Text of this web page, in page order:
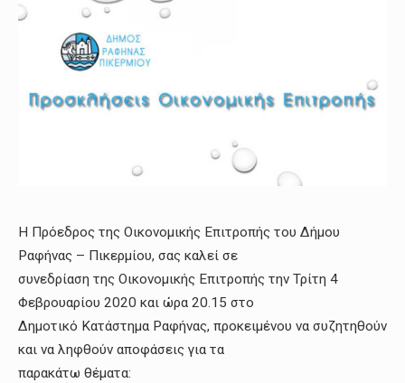
Η Πρόεδρος της Οικονομικής Επιτροπής του Δήμου
Ραφήνας – Πικερμίου, σας καλεί σε
συνεδρίαση της Οικονομικής Επιτροπής την Τρίτη 4
Φεβρουαρίου 2020 και ώρα 20.15 στο
Δημοτικό Κατάστημα Ραφήνας, προκειμένου να συζητηθούν
και να ληφθούν αποφάσεις για τα
παρακάτω θέματα: